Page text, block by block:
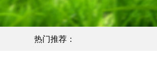
热门推荐：